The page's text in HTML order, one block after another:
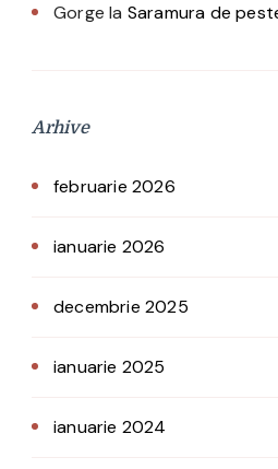
Gorge la Saramura de
Arhive
februarie 2026
ianuarie 2026
decembrie 2025
ianuarie 2025
ianuarie 2024